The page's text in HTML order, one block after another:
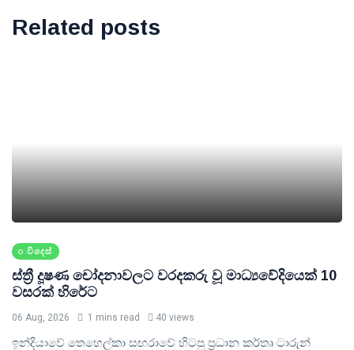
Related posts
විදෙස්
ස්ත්‍රී දූෂණ චෝදනාවලට වරදකරු වූ මාධ්‍යවේදියෙක් 10
වසරක් හිරේට
06 Aug, 2026 1 mins read 40 views
ඉන්දියාවේ තෙහෙල්කා සඟරාවේ හිටපු ප්‍රධාන කර්තෘ ටාරුන්